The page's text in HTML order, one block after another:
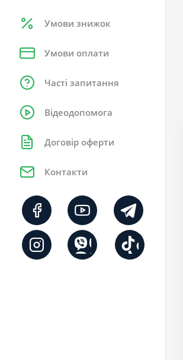
Умови знижок
Умови оплати
Часті запитання
Відеодопомога
Договір оферти
Контакти